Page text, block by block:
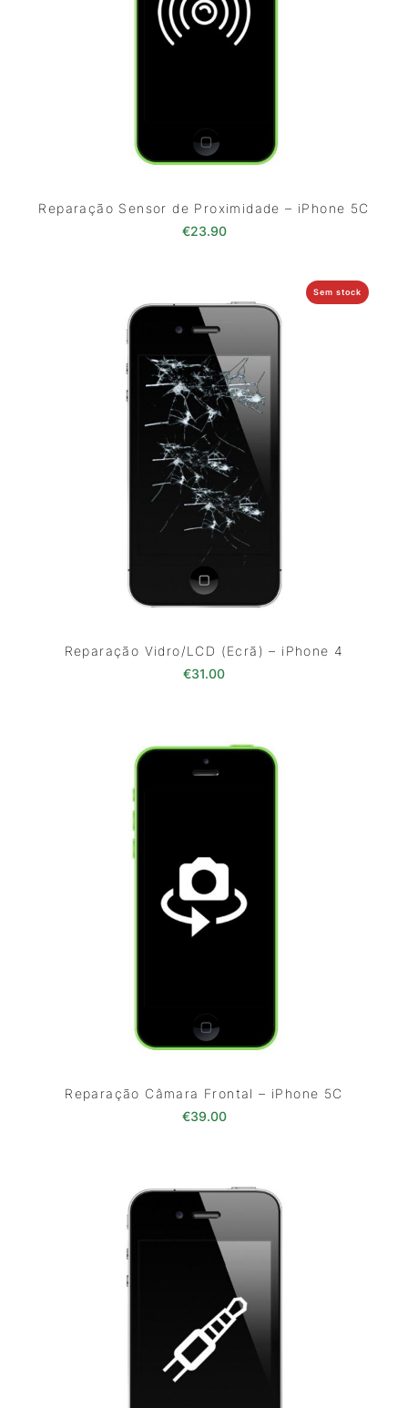
Reparação Sensor de Proximidade – iPhone 5C
€23.90
Sem stock
Reparação Vidro/LCD (Ecrã) – iPhone 4
€31.00
Reparação Câmara Frontal – iPhone 5C
€39.00